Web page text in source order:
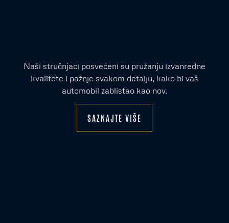
Naši stručnjaci posvećeni su pružanju izvanredne
kvalitete i pažnje svakom detalju, kako bi vaš
automobil zablistao kao nov.
SAZNAJTE VIŠE